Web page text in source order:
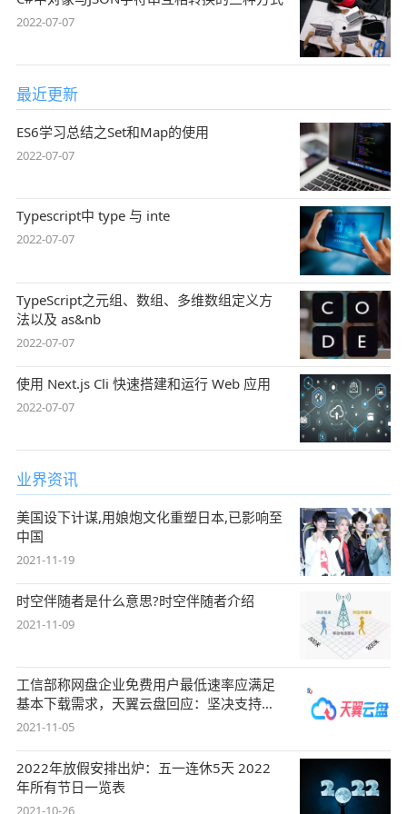
2022-07-07
最近更新
ES6学习总结之Set和Map的使用
2022-07-07
Typescript中 type 与 inte
2022-07-07
TypeScript之元组、数组、多维数组定义方
法以及 as&nb
2022-07-07
使用 Next.js Cli 快速搭建和运行 Web 应用
2022-07-07
业界资讯
美国设下计谋,用娘炮文化重塑日本,已影响至
中国
2021-11-19
时空伴随者是什么意思?时空伴随者介绍
2021-11-09
工信部称网盘企业免费用户最低速率应满足
基本下载需求，天翼云盘回应：坚决支持，
始终
2021-11-05
2022年放假安排出炉：五一连休5天 2022
年所有节日一览表
2021-10-26